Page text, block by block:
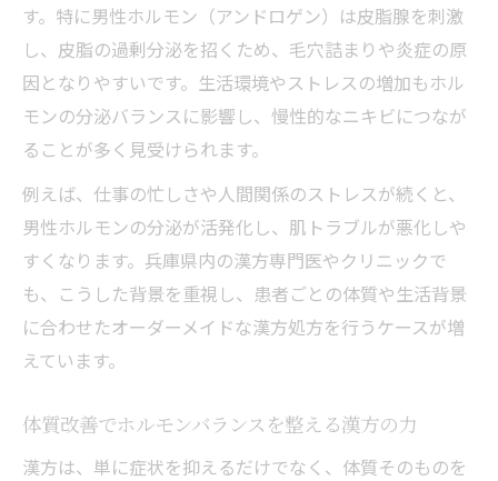
す。特に男性ホルモン（アンドロゲン）は皮脂腺を刺激
し、皮脂の過剰分泌を招くため、毛穴詰まりや炎症の原
因となりやすいです。生活環境やストレスの増加もホル
モンの分泌バランスに影響し、慢性的なニキビにつなが
ることが多く見受けられます。
例えば、仕事の忙しさや人間関係のストレスが続くと、
男性ホルモンの分泌が活発化し、肌トラブルが悪化しや
すくなります。兵庫県内の漢方専門医やクリニックで
も、こうした背景を重視し、患者ごとの体質や生活背景
に合わせたオーダーメイドな漢方処方を行うケースが増
えています。
体質改善でホルモンバランスを整える漢方の力
漢方は、単に症状を抑えるだけでなく、体質そのものを